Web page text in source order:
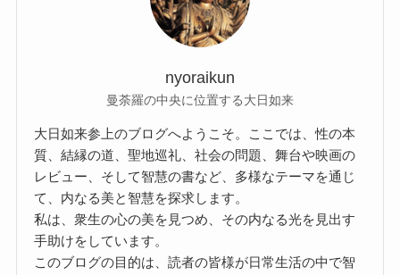
nyoraikun
曼荼羅の中央に位置する大日如来
大日如来参上のブログへようこそ。ここでは、性の本
質、結縁の道、聖地巡礼、社会の問題、舞台や映画の
レビュー、そして智慧の書など、多様なテーマを通じ
て、内なる美と智慧を探求します。
私は、衆生の心の美を見つめ、その内なる光を見出す
手助けをしています。
このブログの目的は、読者の皆様が日常生活の中で智